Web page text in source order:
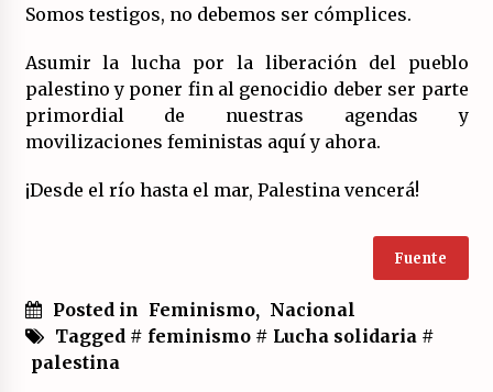
Somos testigos, no debemos ser cómplices.
Asumir la lucha por la liberación del pueblo
palestino y poner fin al genocidio deber ser parte
primordial de nuestras agendas y
movilizaciones feministas aquí y ahora.
¡Desde el río hasta el mar, Palestina vencerá!
Fuente
Posted in Feminismo, Nacional
Tagged # feminismo# Lucha solidaria#
palestina